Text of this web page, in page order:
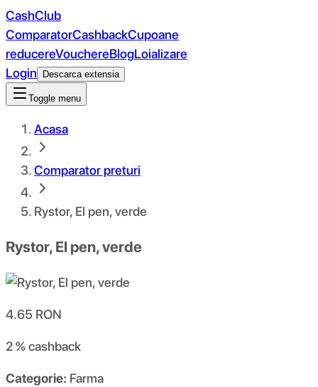
CashClub
ComparatorCashbackCupoane
reducereVouchereBlogLoializare
Login
Descarca extensia
Toggle menu
Acasa
Comparator preturi
Rystor, El pen, verde
Rystor, El pen, verde
4.65 RON
2 %cashback
Categorie: Farma